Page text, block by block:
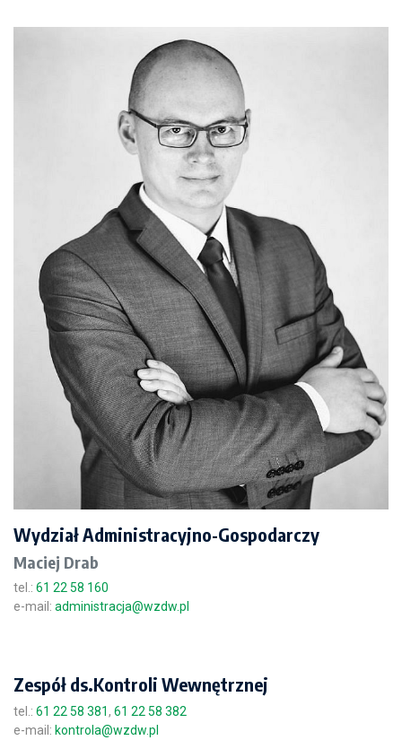
Wydział Administracyjno-Gospodarczy
Maciej Drab
tel.: 61 22 58 160
e-mail: administracja@wzdw.pl
Zespół ds.Kontroli Wewnętrznej
tel.: 61 22 58 381, 61 22 58 382
e-mail: kontrola@wzdw.pl